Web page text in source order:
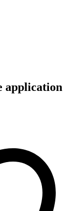
application